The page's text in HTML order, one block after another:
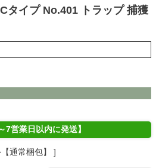
タイプ No.401 トラップ 捕獲
7営業日以内に発送】
通常梱包】